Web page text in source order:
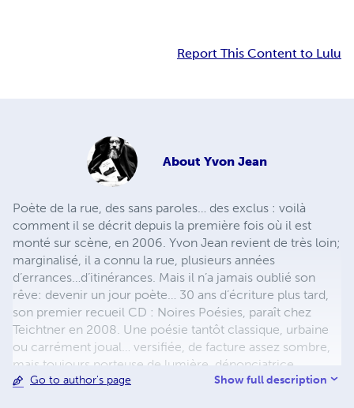
Report This Content to Lulu
About Yvon Jean
Poète de la rue, des sans paroles… des exclus : voilà
comment il se décrit depuis la première fois où il est
monté sur scène, en 2006. Yvon Jean revient de très loin;
marginalisé, il a connu la rue, plusieurs années
d’errances…d’itinérances. Mais il n’a jamais oublié son
rêve: devenir un jour poète… 30 ans d’écriture plus tard,
son premier recueil CD : Noires Poésies, paraît chez
Teichtner en 2008. Une poésie tantôt classique, urbaine
ou carrément joual… versifiée, de facture assez sombre,
mais toujours porteuse de lumière, dénonciatrice,
donnant la parole aux exclus de ce monde. Il publie aussi
Go to author's page Show full description